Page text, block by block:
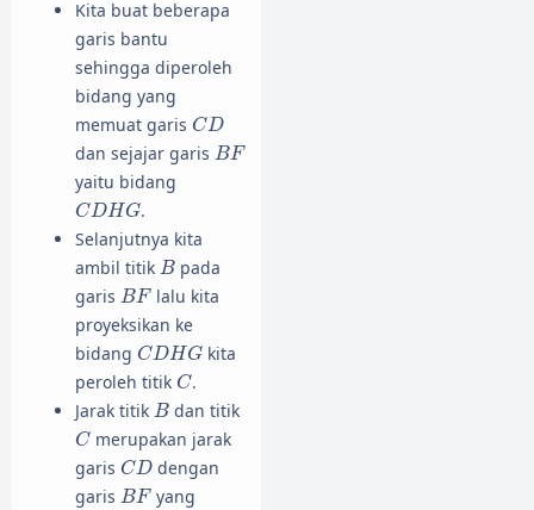
Kita buat beberapa
garis bantu
sehingga diperoleh
bidang yang
memuat garis CD
CD
dan sejajar garis BF
BF
yaitu bidang
CDHG
CDHG .
Selanjutnya kita
ambil titik B
B pada
garis BF
BF lalu kita
proyeksikan ke
bidang CDHG
CDHG kita
peroleh titik C
C.
Jarak titik B
B dan titik
C
Cmerupakan jarak
garis CD
CDdengan
garis BF
BF yang